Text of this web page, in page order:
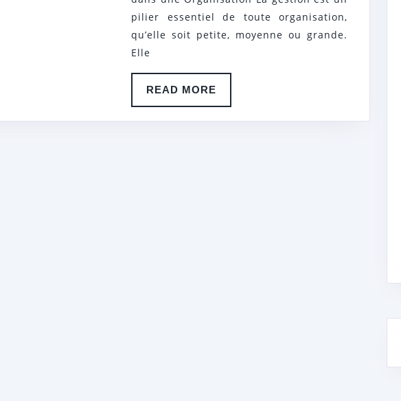
CLÉ
DU
pilier essentiel de toute organisation,
qu’elle soit petite, moyenne ou grande.
Elle
READ MORE
MORE